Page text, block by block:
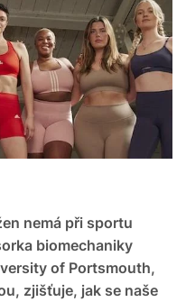
nemá při sportu
biomechaniky
of Portsmouth,
zjišťuje, jak se naše